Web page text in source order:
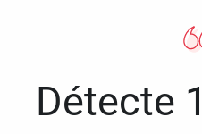
Détecte